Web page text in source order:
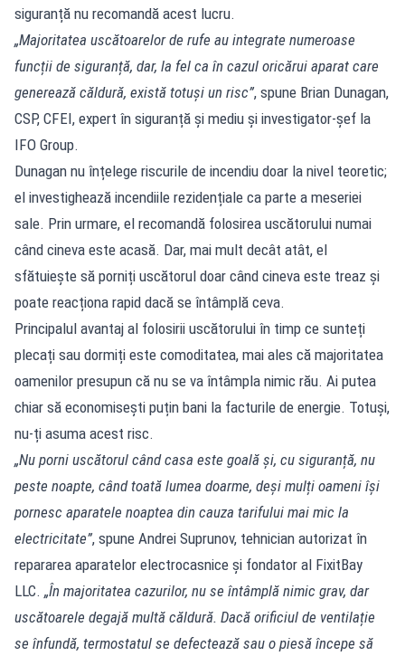
siguranță nu recomandă acest lucru.
„Majoritatea uscătoarelor de rufe au integrate numeroase
funcții de siguranță, dar, la fel ca în cazul oricărui aparat care
generează căldură, există totuși un risc”, spune Brian Dunagan,
CSP, CFEI, expert în siguranță și mediu și investigator-șef la
IFO Group.
Dunagan nu înțelege riscurile de incendiu doar la nivel teoretic;
el investighează incendiile rezidențiale ca parte a meseriei
sale. Prin urmare, el recomandă folosirea uscătorului numai
când cineva este acasă. Dar, mai mult decât atât, el
sfătuiește să porniți uscătorul doar când cineva este treaz și
poate reacționa rapid dacă se întâmplă ceva.
Principalul avantaj al folosirii uscătorului în timp ce sunteți
plecați sau dormiți este comoditatea, mai ales că majoritatea
oamenilor presupun că nu se va întâmpla nimic rău. Ai putea
chiar să economisești puțin bani la facturile de energie. Totuși,
nu-ți asuma acest risc.
„Nu porni uscătorul când casa este goală și, cu siguranță, nu
peste noapte, când toată lumea doarme, deși mulți oameni își
pornesc aparatele noaptea din cauza tarifului mai mic la
electricitate”, spune Andrei Suprunov, tehnician autorizat în
repararea aparatelor electrocasnice și fondator al FixitBay
LLC. „În majoritatea cazurilor, nu se întâmplă nimic grav, dar
uscătoarele degajă multă căldură. Dacă orificiul de ventilație
se înfundă, termostatul se defectează sau o piesă începe să